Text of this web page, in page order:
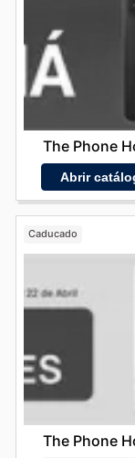
The Phone
Abrir
Caducado
The Phone